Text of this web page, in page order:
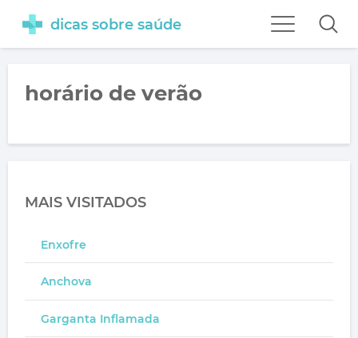
dicas sobre saúde
horário de verão
MAIS VISITADOS
Enxofre
Anchova
Garganta Inflamada